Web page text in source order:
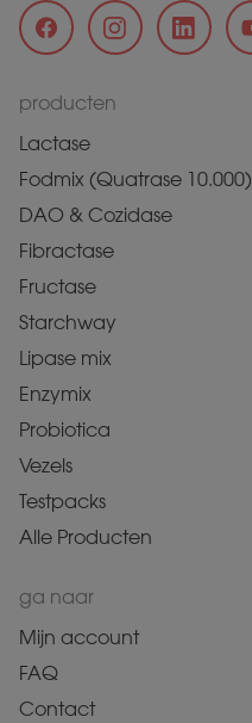
producten
Lactase
Fodmix (Quatrase 10.000)
DAO & Cozidase
Fibractase
Fructase
Starchway
Lipase mix
Enzymix
Probiotica
Vezels
Testpacks
Alle Producten
ga naar
Mijn account
FAQ
Contact